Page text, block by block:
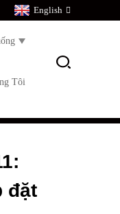
English
Tôi
đặt